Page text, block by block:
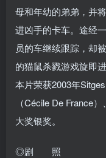
母和年幼的弟弟，并
进凶手的卡车。途经
员的车继续跟踪，却
的猫鼠杀戮游戏旋即
本片荣获2003年
（Cécile De France
大奖银奖。
◎剧 照